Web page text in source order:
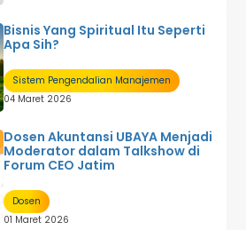
Bisnis Yang Spiritual Itu Seperti
Apa Sih?
Sistem Pengendalian Manajemen
04 Maret 2026
Dosen Akuntansi UBAYA Menjadi
Moderator dalam Talkshow di
Forum CEO Jatim
Dosen
01 Maret 2026